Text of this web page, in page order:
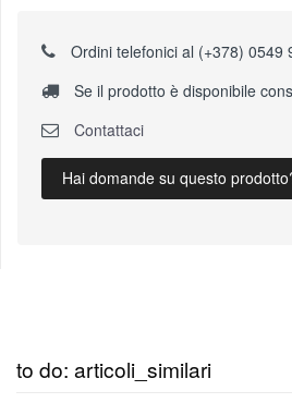
Ordini telefonici al (+378) 0549
Se il prodotto è disponibile
Contattaci
Hai domande su questo
to do: articoli_similari